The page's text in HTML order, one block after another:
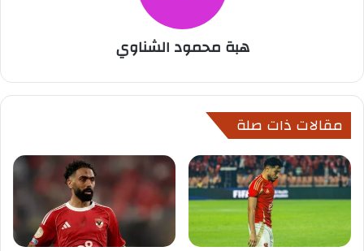
هبة محمود الشناوي
مقالات ذات صلة